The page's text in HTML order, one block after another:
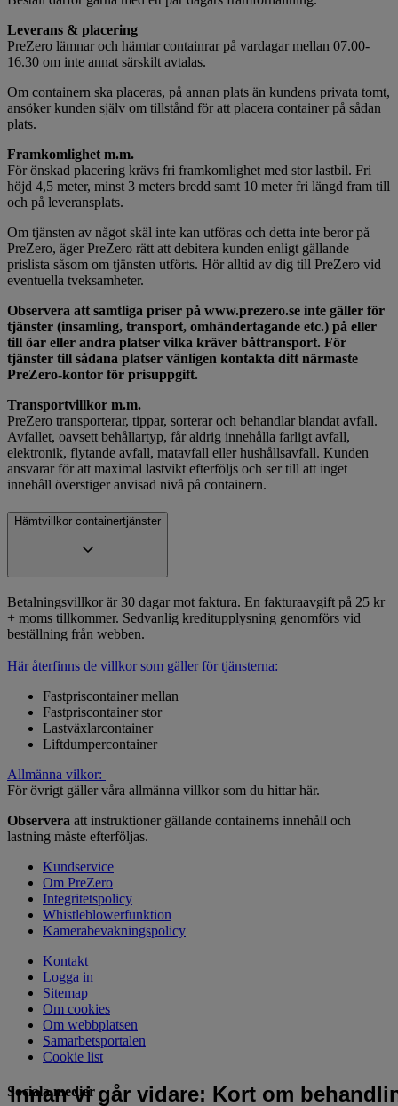
Innan vi går vidare: Kort om
Leverans & placering
PreZero lämnar och hämtar containrar på vardagar mellan 07.00-
16.30 om inte annat särskilt avtalas.
Om containern ska placeras, på annan plats än kundens privata tomt,
ansöker kunden själv om tillstånd för att placera container på sådan
plats.
Framkomlighet m.m.
För önskad placering krävs fri framkomlighet med stor lastbil. Fri
höjd 4,5 meter, minst 3 meters bredd samt 10 meter fri längd fram till
och på leveransplats.
Om tjänsten av något skäl inte kan utföras och detta inte beror på
PreZero, äger PreZero rätt att debitera kunden enligt gällande
prislista såsom om tjänsten utförts. Hör alltid av dig till PreZero vid
eventuella tveksamheter.
Observera att samtliga priser på www.prezero.se inte gäller för
tjänster (insamling, transport, omhändertagande etc.) på eller
till öar eller andra platser vilka kräver båttransport. För
tjänster till sådana platser vänligen kontakta ditt närmaste
PreZero-kontor för prisuppgift.
Transportvillkor m.m.
PreZero transporterar, tippar, sorterar och behandlar blandat avfall.
Avfallet, oavsett behållartyp, får aldrig innehålla farligt avfall,
elektronik, flytande avfall, matavfall eller hushållsavfall. Kunden
ansvarar för att maximal lastvikt efterföljs och ser till att inget
innehåll överstiger anvisad nivå på containern.
Hämtvillkor containertjänster
Betalningsvillkor är 30 dagar mot faktura. En fakturaavgift på 25 kr
+ moms tillkommer. Sedvanlig kreditupplysning genomförs vid
beställning från webben.
Här återfinns de villkor som gäller för tjänsterna:
Fastpriscontainer mellan
Fastpriscontainer stor
Lastväxlarcontainer
Liftdumpercontainer
Allmänna vilkor:
För övrigt gäller våra allmänna villkor som du hittar här.
Observera att instruktioner gällande containerns innehåll och
lastning måste efterföljas.
Kundservice
Om PreZero
Integritetspolicy
Whistleblowerfunktion
Kamerabevakningspolicy
Kontakt
Logga in
Sitemap
Om cookies
Om webbplatsen
Samarbetsportalen
Cookie list
Sociala medier